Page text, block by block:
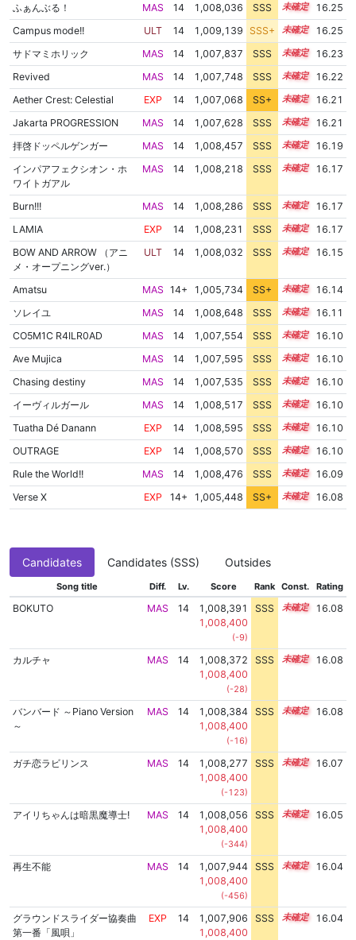
ふぁんぶる！
MAS 14 1,008,036 SSS 14.2
16.25
Campus mode!!
ULT 14 1,009,139 SSS+ 14.1
16.25
サドマミホリック
MAS 14 1,007,837 SSS 14.2
16.23
Revived
MAS 14 1,007,748 SSS 14.2
16.22
Aether Crest: Celestial
EXP 14 1,007,068 SS+ 14.3
16.21
Jakarta PROGRESSION
MAS 14 1,007,628 SSS 14.2
16.21
拝啓ドッペルゲンガー
MAS 14 1,008,457 SSS 14.1
16.19
インパアフェクシオン・ホ
ワイトガアル
MAS 14 1,008,218 SSS 14.1 16.17
Burn!!! MAS 14 1,008,286 SSS 14.1
16.17
LAMIA
EXP 14 1,008,231 SSS 14.1
16.17
BOW AND ARROW （アニ
メ・オープニングver.）
ULT 14 1,008,032 SSS 14.1 16.15
Amatsu MAS 14+ 1,005,734 SS+ 14.5
16.14
ソレイユ
MAS 14 1,008,648 SSS 14.0
16.11
CO5M1C R4ILR0AD
MAS 14 1,007,554 SSS 14.1
16.10
Ave Mujica
MAS 14 1,007,595 SSS 14.1
16.10
Chasing destiny
MAS 14 1,007,535 SSS 14.1
16.10
イーヴィルガール
MAS 14 1,008,517 SSS 14.0
16.10
Tuatha Dé Danann
EXP 14 1,008,595 SSS 14.0
16.10
OUTRAGE
EXP 14 1,008,570 SSS 14.0
16.10
Rule the World!!
MAS 14 1,008,476 SSS 14.0
16.09
Verse X
EXP 14+ 1,005,448 SS+ 14.5 16.08
Candidates Candidates (SSS) Outsides
Song title Diff. Lv. Score Rank Const. Rating
BOKUTO MAS 14
1,008,391
1,008,400
(-9)
SSS 14.0 16.08
カルチャ MAS 14
1,008,372
1,008,400
(-28)
SSS 14.0 16.08
バンバード ～Piano Version
～
MAS 14
1,008,384
1,008,400
(-16)
SSS 14.0 16.08
ガチ恋ラビリンス MAS 14
1,008,277
1,008,400
(-123)
SSS 14.0 16.07
アイリちゃんは暗黒魔導士! MAS 14
1,008,056
1,008,400
(-344)
SSS 14.0 16.05
再生不能 MAS 14
1,007,944
1,008,400
(-456)
SSS 14.0 16.04
グラウンドスライダー協奏曲
第一番「風唄」
EXP 14
1,007,906
1,008,400
SSS 14.0 16.04